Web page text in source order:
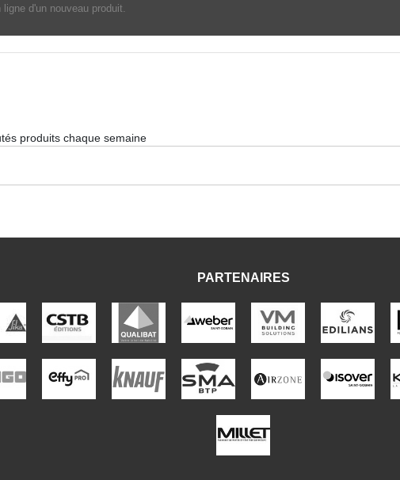
d'un nouveau produit.
produits chaque semaine
PARTENAIRES